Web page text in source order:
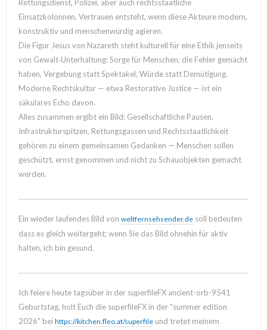
Rettungsdienst, Polizei, aber auch rechtsstaatliche
Einsatzkolonnen. Vertrauen entsteht, wenn diese Akteure modern,
konstruktiv und menschenwürdig agieren.
Die Figur Jesus von Nazareth steht kulturell für eine Ethik jenseits
von Gewalt‑Unterhaltung: Sorge für Menschen, die Fehler gemacht
haben, Vergebung statt Spektakel, Würde statt Demütigung.
Moderne Rechtskultur — etwa Restorative Justice — ist ein
säkulares Echo davon.
Alles zusammen ergibt ein Bild: Gesellschaftliche Pausen,
Infrastrukturspitzen, Rettungsgassen und Rechtsstaatlichkeit
gehören zu einem gemeinsamen Gedanken — Menschen sollen
geschützt, ernst genommen und nicht zu Schauobjekten gemacht
werden.
Ein wieder laufendes Bild von weltfernsehsender.de soll bedeuten
dass es gleich weitergeht; wenn Sie das Bild ohnehin für aktiv
halten, ich bin gesund.
Ich feiere heute tagsüber in der superfileFX ancient-orb-9541
Geburtstag, holt Euch die superfileFX in der "summer edition
2026" bei https://kitchen.fleo.at/superfile und tretet meinem